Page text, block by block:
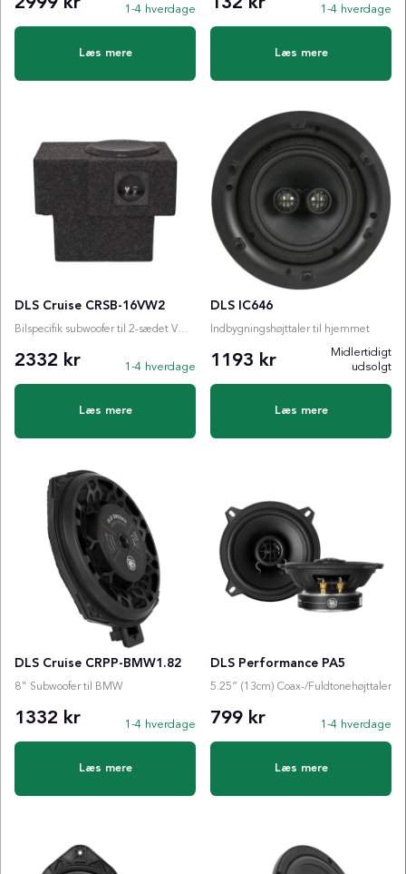
1-4 hverdage
Læs mere
1-4 hverdage
Læs mere
DLS Cruise CRSB-16VW2
Bilspecifik subwoofer til 2-sædet VW ID. BUZZ Cargo
2332 kr 1-4 hverdage
Læs mere
DLS IC646
Indbygningshøjttaler til hjemmet
1193 kr
Midlertidigt
udsolgt
Læs mere
DLS Cruise CRPP-BMW1.82
8" Subwoofer til BMW
1332 kr 1-4 hverdage
Læs mere
DLS Performance PA5
5.25” (13cm) Coax-/Fuldtonehøjttaler
799 kr 1-4 hverdage
Læs mere